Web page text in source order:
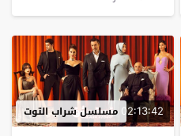
02:13:42 مسلسل شراب التوت